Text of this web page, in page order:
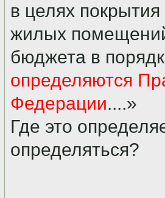
в целях
жилых
бюджета в
определяются
Федерации....»
Где это
определяться?